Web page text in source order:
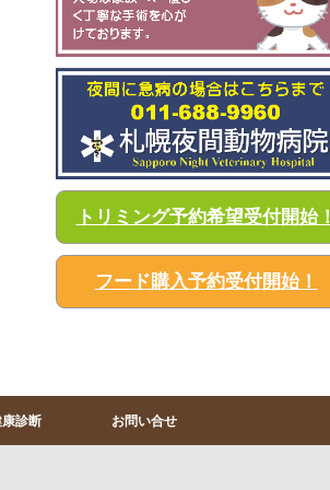
トリミング予約希望受付開始！
フード購入予約受付開始！
診断 お問い合せ